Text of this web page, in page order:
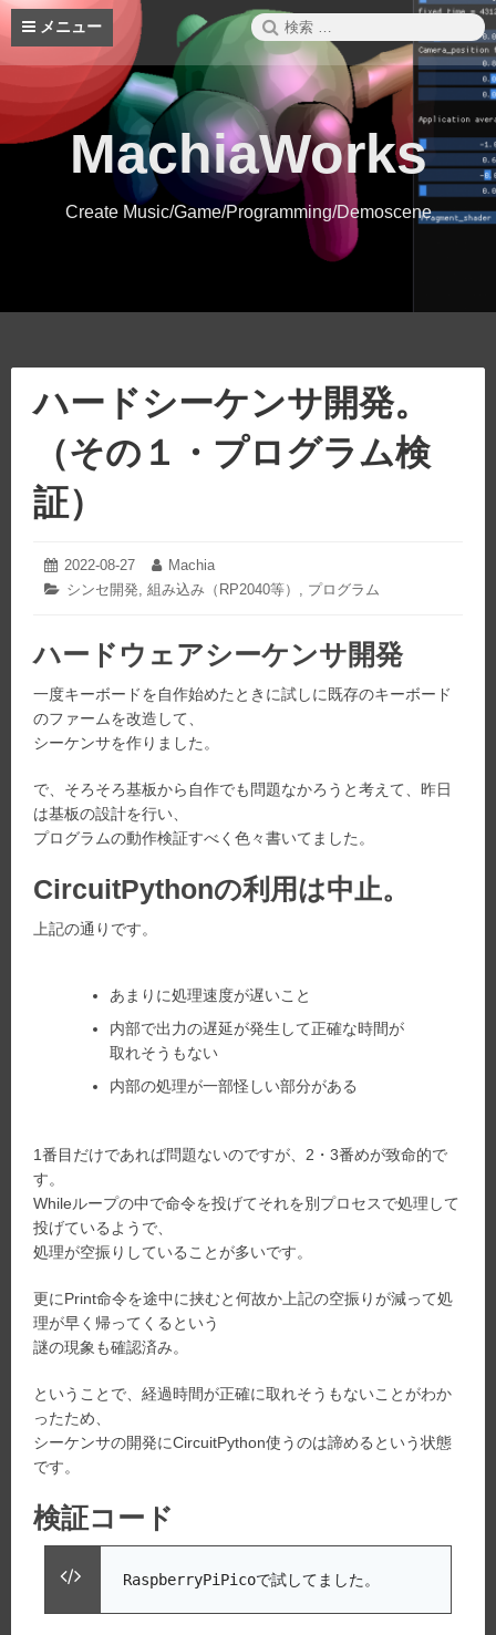
コ
ス
メニュー
検
索:
MachiaWorks
Create Music/Game/Programming/Demoscene
ハードシーケンサ開発。
（その１・プログラム検
証）
投
稿
2022-08-27 2022-
09-
07
投
稿
Machia
カ
リ
シンセ開発, 組み込み（RP2040等） , プログラム
ハードウェアシーケンサ開発
一度キーボードを自作始めたときに試しに既存のキーボード
のファームを改造して、
シーケンサを作りました。
で、そろそろ基板から自作でも問題なかろうと考えて、昨日
は基板の設計を行い、
プログラムの動作検証すべく色々書いてました。
CircuitPythonの利用は中止。
上記の通りです。
あまりに処理速度が遅いこと
内部で出力の遅延が発生して正確な時間が
取れそうもない
内部の処理が一部怪しい部分がある
1番目だけであれば問題ないのですが、2・3番めが致命的で
す。
Whileループの中で命令を投げてそれを別プロセスで処理して
投げているようで、
処理が空振りしていることが多いです。
更にPrint命令を途中に挟むと何故か上記の空振りが減って処
理が早く帰ってくるという
謎の現象も確認済み。
ということで、経過時間が正確に取れそうもないことがわか
ったため、
シーケンサの開発にCircuitPython使うのは諦めるという状態
です。
検証コード
RaspberryPiPicoで試してました。